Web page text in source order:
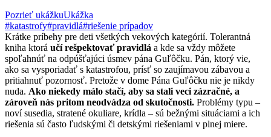
Pozrieť ukážkuUkážka
#katastrofy#pravidlá#riešenie prípadov
Krátke príbehy pre deti všetkých vekových kategórií. Tolerantná
kniha ktorá učí rešpektovať pravidlá a kde sa vždy môžete
spoľahnúť na odpúšťajúci úsmev pána Guľôčku. Pán, ktorý vie,
ako sa vysporiadať s katastrofou, prísť so zaujímavou zábavou a
pritiahnuť pozornosť. Pretože v dome Pána Guľôčku nie je nikdy
nuda. Ako niekedy málo stačí, aby sa stali veci zázračné, a
zároveň nás pritom neodvádza od skutočnosti. Problémy typu –
noví susedia, stratené okuliare, krídla – sú bežnými situáciami a ich
riešenia sú často ľudskými či detskými riešeniami v plnej miere.